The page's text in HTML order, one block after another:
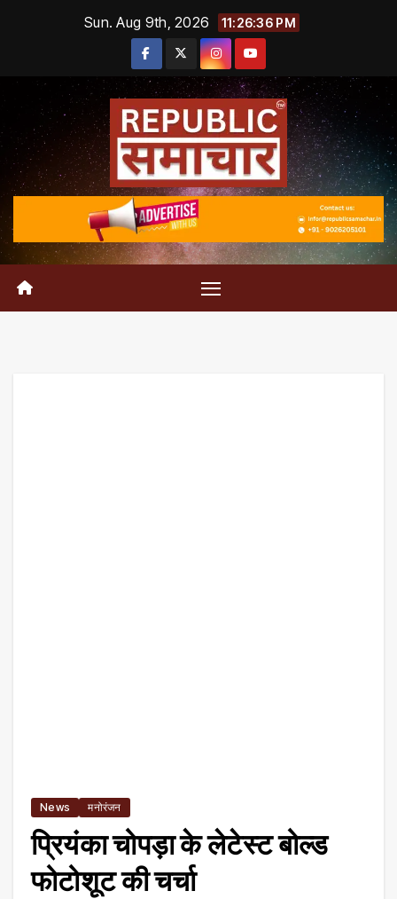
Sun. Aug 9th, 2026 11:26:37 PM
News मनोरंजन
प्रियंका चोपड़ा के लेटेस्ट बोल्ड
फोटोशूट की चर्चा